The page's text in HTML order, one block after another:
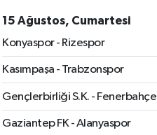
15 Ağustos, Cumartesi
Konyaspor - Rizespor
Kasımpaşa - Trabzonspor
Gençlerbirliği S.K. - Fenerbahçe
Gaziantep FK - Alanyaspor